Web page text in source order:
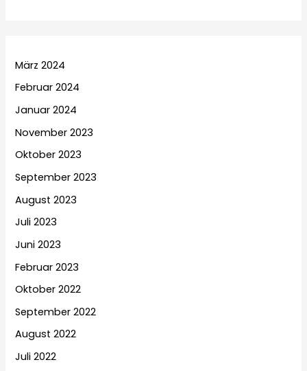
März 2024
Februar 2024
Januar 2024
November 2023
Oktober 2023
September 2023
August 2023
Juli 2023
Juni 2023
Februar 2023
Oktober 2022
September 2022
August 2022
Juli 2022